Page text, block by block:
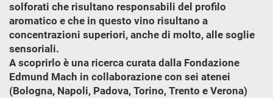
solforati che risultano responsabili del profilo
aromatico e che in questo vino risultano a
concentrazioni superiori, anche di molto, alle soglie
sensoriali.
A scoprirlo è una ricerca curata dalla Fondazione
Edmund Mach in collaborazione con sei atenei
(Bologna, Napoli, Padova, Torino, Trento e Verona)